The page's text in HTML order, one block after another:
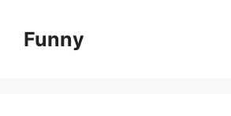
contentFunny